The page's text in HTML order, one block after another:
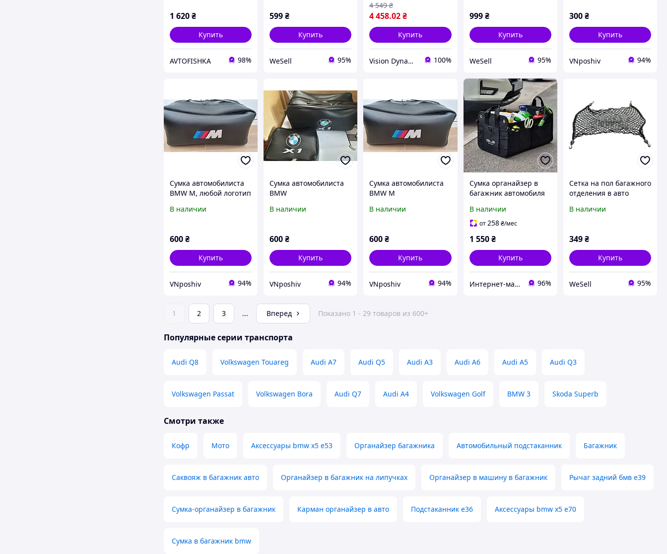
1 620₴
Купить
AVTOFISHKA 98%
599₴
Купить
WeSell 95%
4 458.02₴
4 549 ₴
Купить
Vision Dynamics 100%
999 ₴
Купить
WeSell 95%
300₴
Купить
VNposhiv 94%
Сумка автомобилиста
BMW M, любой логотип
В наличии
600₴
Купить
VNposhiv 94%
Сумка автомобилиста
BMW
В наличии
600₴
Купить
VNposhiv 94%
Сумка автомобилиста
BMW M
В наличии
600₴
Купить
VNposhiv 94%
Сумка органайзер в
багажник автомобиля
В наличии
от258 ₴/мес
1 550 ₴
Купить
Интернет-магазин "Needful Shop" 96%
Сетка на пол багажного
отделения в авто
В наличии
349₴
Купить
WeSell 95%
1 2 3 ... Вперед Показано 1 - 29 товаров из 600+
Популярные серии транспорта
Audi Q8 Volkswagen Touareg Audi A7 Audi Q5 Audi A3 Audi A6 Audi A5 Audi Q3
Volkswagen Passat Volkswagen Bora Audi Q7 Audi A4 Volkswagen Golf BMW 3 Skoda Superb
Смотри также
Кофр Мото Аксессуары bmw x5 e53 Органайзер багажника Автомобильный подстаканник Багажник
Саквояж в багажник авто Органайзер в багажник на липучках Органайзер в машину в багажник Рычаг задний бмв е39
Сумка-органайзер в багажник Карман органайзер в авто Подстаканник е36 Аксессуары bmw x5 e70
Сумка в багажник bmw